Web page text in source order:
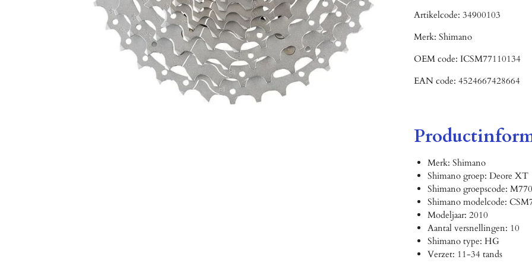
Artikelcode: 34900103
Merk: Shimano
OEM code: ICSM77110134
EAN code: 4524667428664
Merk: Shimano
Shimano groep: Deore XT
Shimano groepscode: M770
Shimano modelcode:
Modeljaar: 2010
Aantal versnellingen: 10
Shimano type: HG
Verzet: 11-34 tands